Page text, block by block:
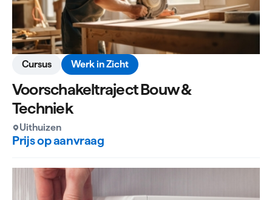
Voorschakeltraject Bouw &
Techniek
Cursus Werk in Zicht
Uithuizen
Prijs op aanvraag